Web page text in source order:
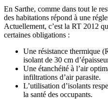
En Sarthe, comme dans tout le
des habitations répond à une
Actuellement, c’est la RT 2012
certaines obligations :
Une résistance thermique
isolant de 30 cm
Une étanchéité à l’air
infiltrations d’air parasite.
L’utilisation d’isolants
la santé des occupants.